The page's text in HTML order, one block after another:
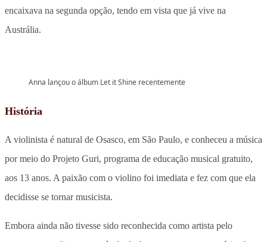
encaixava na segunda opção, tendo em vista que já vive na
Austrália.
Anna lançou o álbum Let it Shine recentemente
História
A violinista é natural de Osasco, em São Paulo, e conheceu a música
por meio do Projeto Guri, programa de educação musical gratuito,
aos 13 anos. A paixão com o violino foi imediata e fez com que ela
decidisse se tornar musicista.
Embora ainda não tivesse sido reconhecida como artista pelo